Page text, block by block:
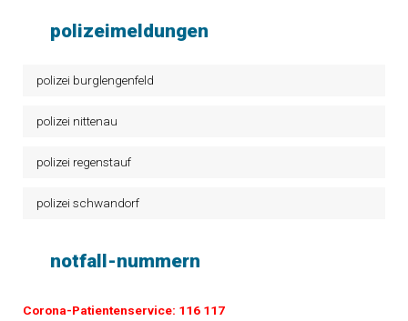
polizeimeldungen
polizei burglengenfeld
polizei nittenau
polizei regenstauf
polizei schwandorf
notfall-nummern
Corona-Patientenservice: 116 117